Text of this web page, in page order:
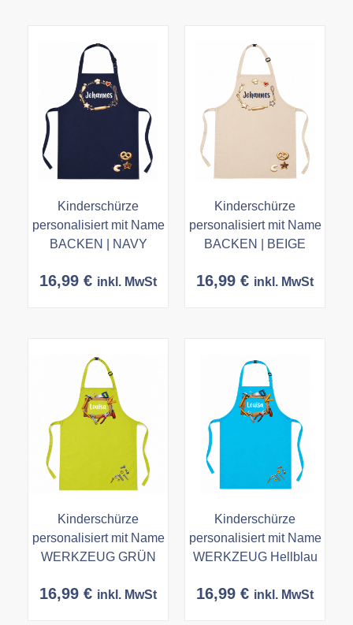
Kinderschürze
personalisiert mit Name
BACKEN | NAVY
16,99 € inkl. MwSt
Kinderschürze
personalisiert mit Name
BACKEN | BEIGE
16,99 € inkl. MwSt
Kinderschürze
personalisiert mit Name
WERKZEUG GRÜN
16,99 € inkl. MwSt
Kinderschürze
personalisiert mit Name
WERKZEUG Hellblau
16,99 € inkl. MwSt